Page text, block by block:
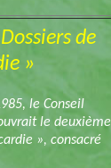
de
»
le Conseil
le deuxième
», consacré